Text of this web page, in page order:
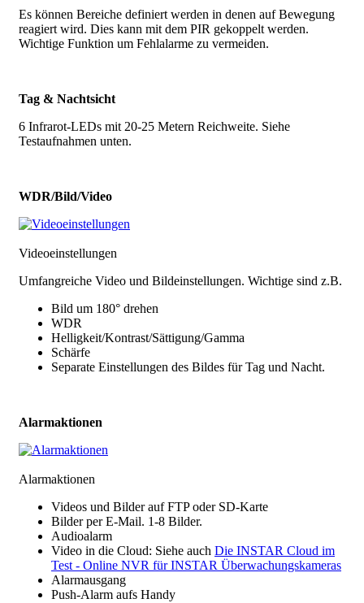
Es können Bereiche definiert werden in denen auf Bewegung
reagiert wird. Dies kann mit dem PIR gekoppelt werden.
Wichtige Funktion um Fehlalarme zu vermeiden.
Tag & Nachtsicht
6 Infrarot-LEDs mit 20-25 Metern Reichweite. Siehe
Testaufnahmen unten.
WDR/Bild/Video
Videoeinstellungen
Umfangreiche Video und Bildeinstellungen. Wichtige sind z.B.
Bild um 180° drehen
WDR
Helligkeit/Kontrast/Sättigung/Gamma
Schärfe
Separate Einstellungen des Bildes für Tag und Nacht.
Alarmaktionen
Alarmaktionen
Videos und Bilder auf FTP oder SD-Karte
Bilder per E-Mail. 1-8 Bilder.
Audioalarm
Video in die Cloud: Siehe auch Die INSTAR Cloud im
Test - Online NVR für INSTAR Überwachungskameras
Alarmausgang
Push-Alarm aufs Handy